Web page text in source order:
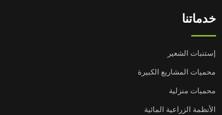
خدماتنا
إستنبات الشعير
محميات المشاريع الكبيرة
محميات منزلية
الأنظمة الزراعية المائية